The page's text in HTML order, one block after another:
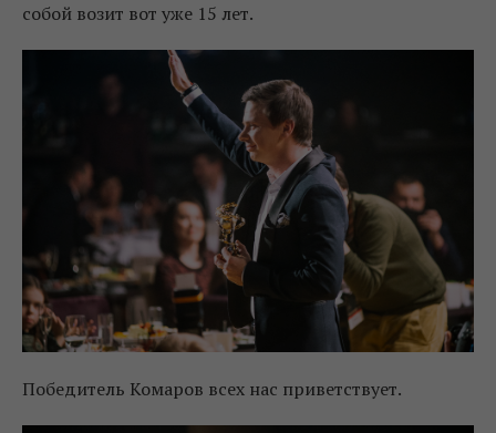
собой возит вот уже 15 лет.
Победитель Комаров всех нас приветствует.